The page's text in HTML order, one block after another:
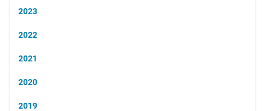
2023
2022
2021
2020
2019